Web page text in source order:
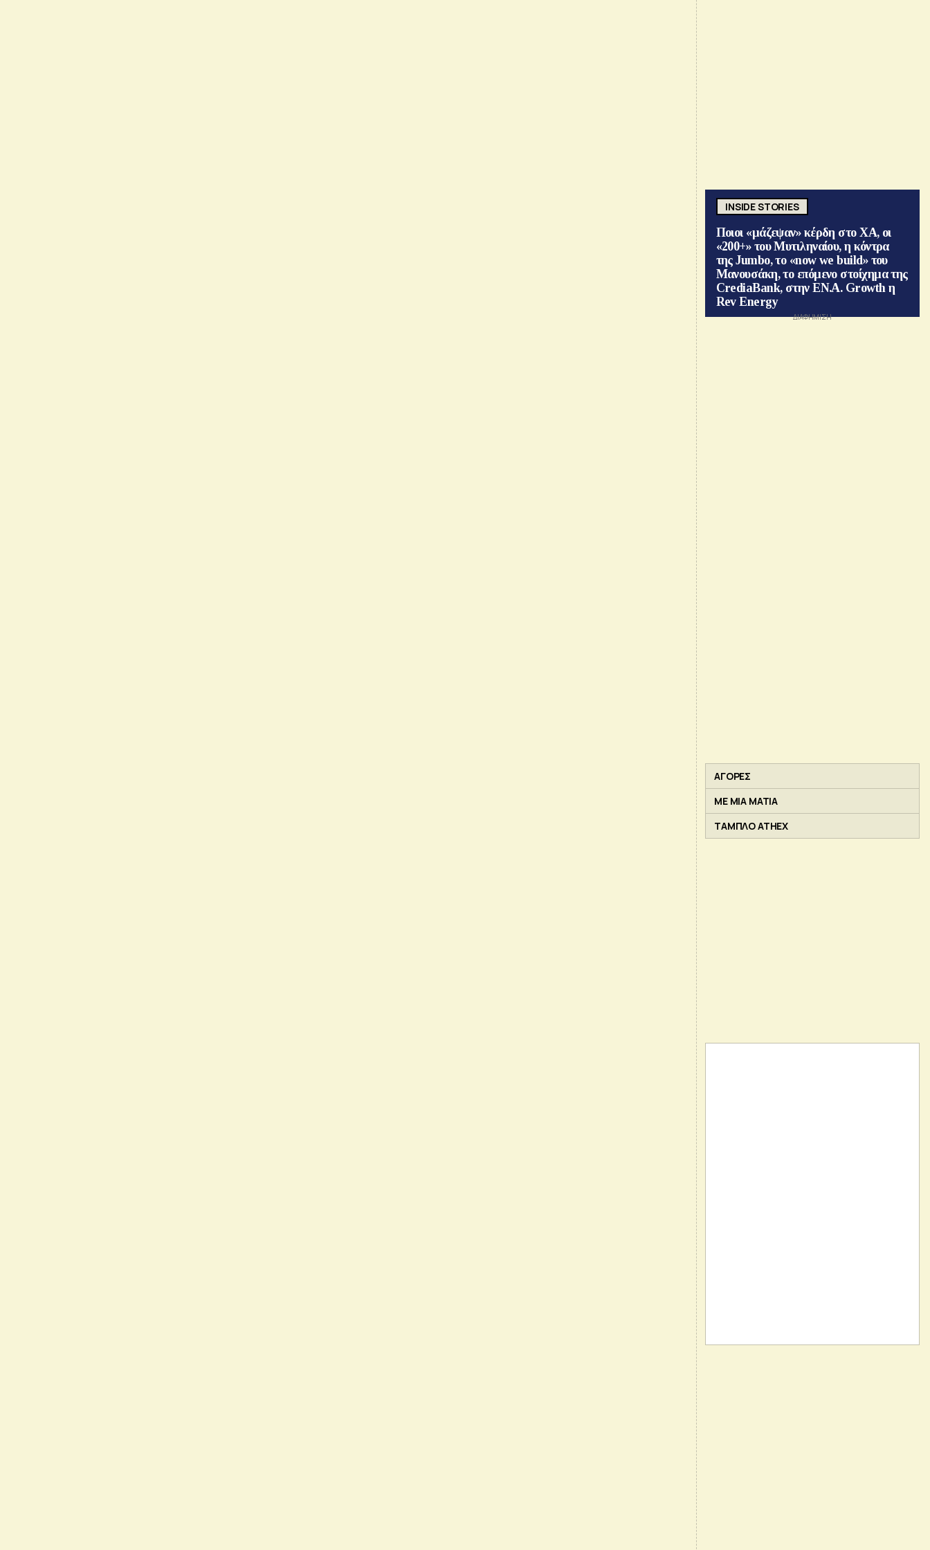
INSIDE STORIES
Ποιοι «μάζεψαν» κέρδη στο ΧΑ, οι
«200+» του Μυτιληναίου, η κόντρα
της Jumbo, το «now we build» του
Μανουσάκη, το επόμενο στοίχημα της
CrediaBank, στην ΕΝ.Α. Growth η
Rev Energy
ΑΓΟΡΕΣ
ΜΕ ΜΙΑ ΜΑΤΙΑ
ΤΑΜΠΛΟ ATHEX